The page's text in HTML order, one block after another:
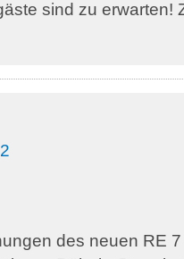
sind zu erwarten!
des neuen RE